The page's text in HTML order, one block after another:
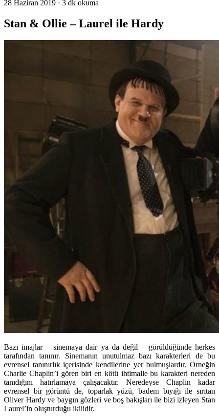
28 Haziran 2019 · 3 dk okuma
Stan & Ollie – Laurel ile Hardy
Bazı imajlar – sinemaya dair ya da değil – görüldüğünde herkes
tarafından tanınır. Sinemanın unutulmaz bazı karakterleri de bu
evrensel tanınırlık içerisinde kendilerine yer bulmuşlardır. Örneğin
Charlie Chaplin’i gören biri en kötü ihtimalle bu karakteri nereden
tanıdığını hatırlamaya çalışacaktır. Neredeyse Chaplin kadar
evrensel bir görüntü de, toparlak yüzü, badem bıyığı ile sırıtan
Oliver Hardy ve baygın gözleri ve boş bakışları ile bizi izleyen Stan
Laurel’in oluşturduğu ikilidir.